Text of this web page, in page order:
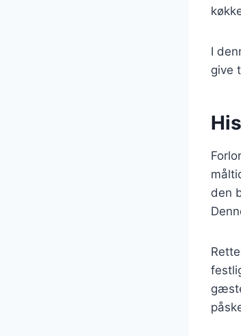
I
give
den